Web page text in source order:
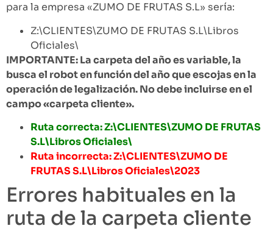
para la empresa «ZUMO DE FRUTAS S.L» sería:
Z:\CLIENTES\ZUMO DE FRUTAS S.L\Libros
Oficiales\
IMPORTANTE: La carpeta del año es variable, la
busca el robot en función del año que escojas en la
operación de legalización. No debe incluirse en el
campo «carpeta cliente».
Ruta correcta: Z:\CLIENTES\ZUMO DE FRUTAS
S.L\Libros Oficiales\
Ruta incorrecta: Z:\CLIENTES\ZUMO DE
FRUTAS S.L\Libros Oficiales\2023
Errores habituales en la
ruta de la carpeta cliente